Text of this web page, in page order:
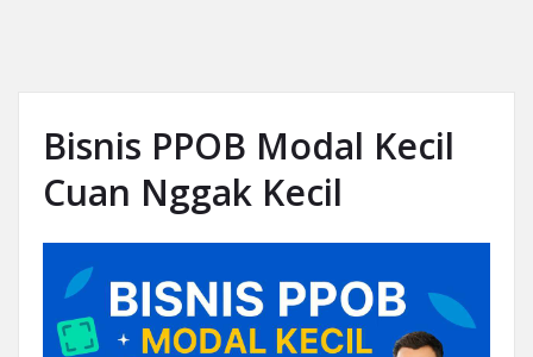
Bisnis PPOB Modal Kecil
Cuan Nggak Kecil